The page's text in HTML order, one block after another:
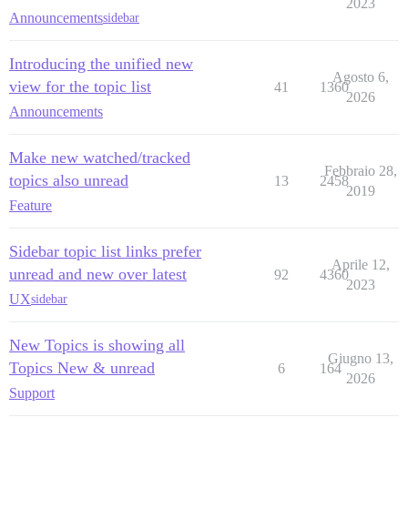
Announcementssidebar
2023
Introducing the unified new
view for the topic list
Announcements
41 1360
Agosto 6,
2026
Make new watched/tracked
topics also unread
Feature
13 2458
Febbraio 28,
2019
Sidebar topic list links prefer
unread and new over latest
UXsidebar
92 4360
Aprile 12,
2023
New Topics is showing all
Topics New & unread
Support
6 164
Giugno 13,
2026